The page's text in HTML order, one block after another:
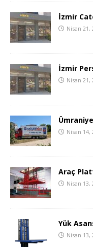
İzmir
Nisan 21,
İzmir
Nisan 21,
Nisan 14,
Araç
Nisan 13,
Yük
Nisan 13,